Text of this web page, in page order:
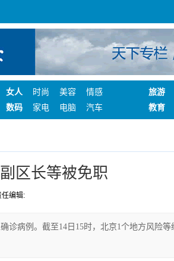
女人 时尚 美容
情感
数码
家电 电脑 汽车
旅游
教育
区长等被免职
任编辑:
诊病例。截至14日15时，北京1个地方风险等